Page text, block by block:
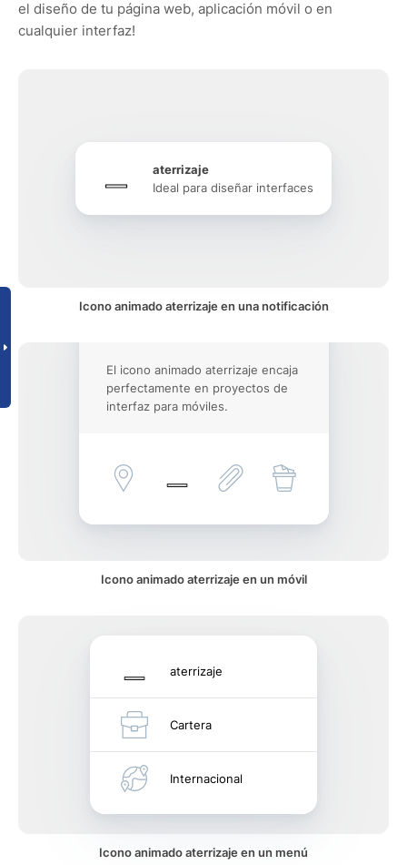
el diseño de tu página web, aplicación móvil o en
cualquier interfaz!
aterrizaje
Ideal para diseñar interfaces
Icono animado aterrizaje en una notificación
El icono animado aterrizaje encaja
perfectamente en proyectos de
interfaz para móviles.
Icono animado aterrizaje en un móvil
aterrizaje
Cartera
Internacional
Icono animado aterrizaje en un menú